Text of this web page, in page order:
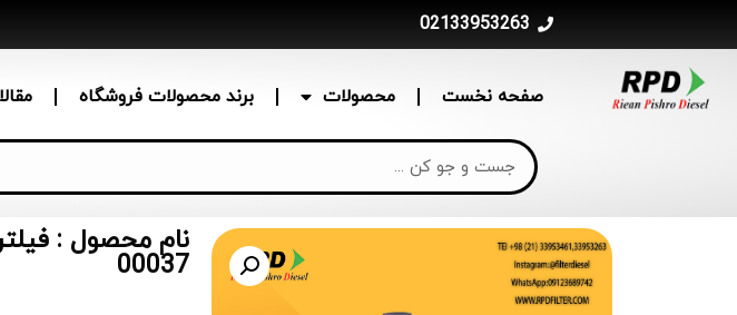
02133953263
صفحه نخست محصولات برند محصولات فروشگاه
00037